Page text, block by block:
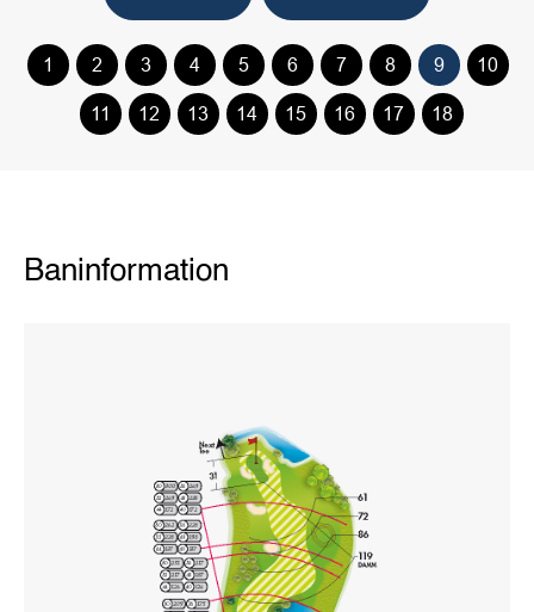
1 2 3 4 5 6 7 8 9 10
11 12 13 14 15 16 17 18
Baninformation